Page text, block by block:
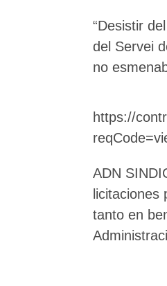
“Desistir
del Servei
no
https://
ADN
tanto en